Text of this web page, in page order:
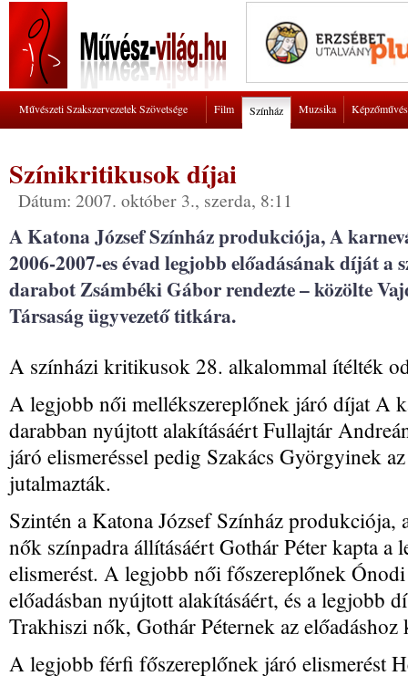
Művészeti Szakszervezetek Szövetsége Film Színház Muzsika
Színikritikusok díjai
Dátum: 2007. október 3., szerda, 8:11
A Katona József Színház produkciója, A
2006-2007-es évad legjobb előadásának díját
darabot Zsámbéki Gábor rendezte – közölte
Társaság ügyvezető titkára.
A színházi kritikusok 28. alkalommal ítélték
A legjobb női mellékszereplőnek járó díjat A
darabban nyújtott alakításáért Fullajtár
járó elismeréssel pedig Szakács Györgyinek
jutalmazták.
Szintén a Katona József Színház produkciója,
nők színpadra állításáért Gothár Péter kapta a
elismerést. A legjobb női főszereplőnek
előadásban nyújtott alakításáért, és a legjobb
Trakhiszi nők, Gothár Péternek az előadáshoz
A legjobb férfi főszereplőnek járó elismerést